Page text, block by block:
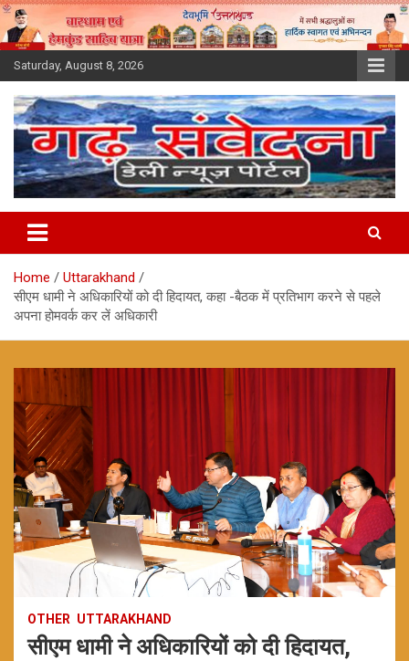
Skip
to
content
Saturday, August 8, 2026
Home
Uttarakhand
सीएम धामी ने अधिकारियों को दी हिदायत, कहा -बैठक में प्रतिभाग करने से पहले
अपना होमवर्क कर लें अधिकारी
OTHER UTTARAKHAND
सीएम धामी ने अधिकारियों को दी हिदायत,